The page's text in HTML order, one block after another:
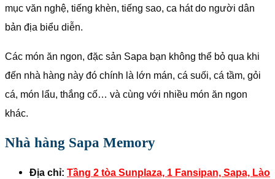
mục văn nghệ, tiếng khèn, tiếng sao, ca hát do người dân
bản địa biểu diễn.
Các món ăn ngon, đặc sản Sapa bạn không thể bỏ qua khi
đến nhà hàng này đó chính là lớn mán, cá suối, cá tầm, gỏi
cá, món lẩu, thắng cố… và cùng với nhiều món ăn ngon
khác.
Nhà hàng Sapa Memory
Địa chỉ: Tầng 2 tòa Sunplaza, 1 Fansipan, Sapa, Lào